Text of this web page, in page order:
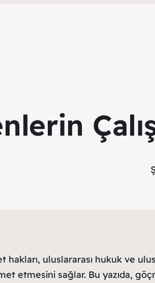
hakları, uluslararası hukuk ve
etmesini sağlar. Bu yazıda,